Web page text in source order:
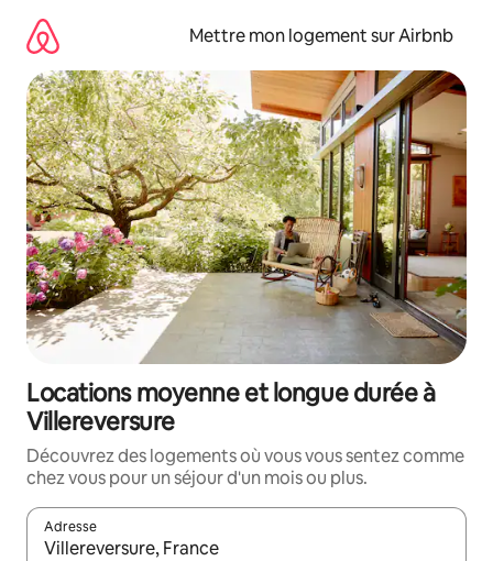
directement
contenu
Mettre mon logement sur Airbnb
Locations moyenne et longue durée à
Villereversure
Découvrez des logements où vous vous sentez comme
chez vous pour un séjour d'un mois ou plus.
Adresse
Lorsque les résultats s'affichent, utilisez les flèches vers le